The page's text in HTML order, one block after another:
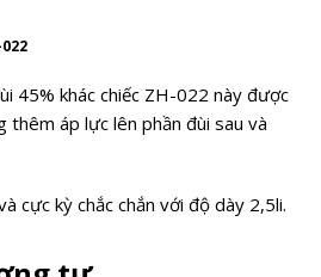
45% khác chiếc ZH-022 này được
thêm áp lực lên phần đùi sau và
cực kỳ chắc chắn với độ dày 2,5li.